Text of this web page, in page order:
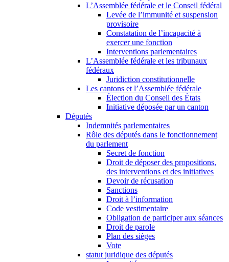
L’Assemblée fédérale et le Conseil fédéral
Levée de l’immunité et suspension
provisoire
Constatation de l’incapacité à
exercer une fonction
Interventions parlementaires
L’Assemblée fédérale et les tribunaux
fédéraux
Juridiction constitutionnelle
Les cantons et l’Assemblée fédérale
Élection du Conseil des États
Initiative déposée par un canton
Députés
Indemnités parlementaires
Rôle des députés dans le fonctionnement
du parlement
Secret de fonction
Droit de déposer des propositions,
des interventions et des initiatives
Devoir de récusation
Sanctions
Droit à l’information
Code vestimentaire
Obligation de participer aux séances
Droit de parole
Plan des sièges
Vote
statut juridique des députés